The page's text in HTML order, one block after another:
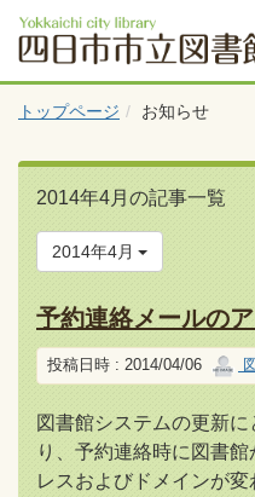
トップページ お知らせ
2014年4月の記事一覧
2014年4月
予約連絡メールの
投稿日時 : 2014/04/06
図書館システムの更新
り、予約連絡時に図書
レスおよびドメインが変